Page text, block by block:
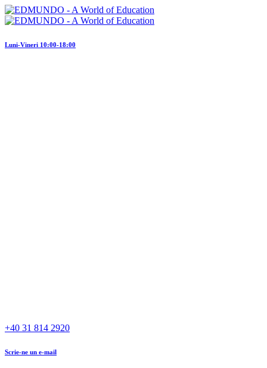
Luni-Vineri 10:00-18:00
+40 31 814 2920
Scrie-ne un e-mail